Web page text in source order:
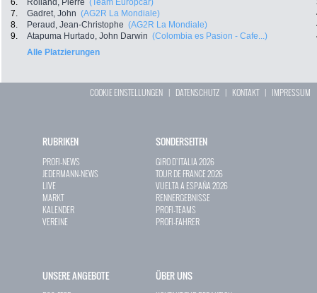
6. Rolland, Pierre (Team Europcar)
7.
Gadret, John (AG2R La Mondiale)
8.
Peraud, Jean-Christophe (AG2R La Mondiale)
9.
Atapuma Hurtado, John Darwin (Colombia es Pasion - Cafe...)
Alle Platzierungen
COOKIE EINSTELLUNGEN | DATENSCHUTZ | KONTAKT| IMPRESSUM
RUBRIKEN
PROFI-NEWS
JEDERMANN-NEWS
LIVE
MARKT
KALENDER
VEREINE
SONDERSEITEN
GIRO D`ITALIA 2026
TOUR DE FRANCE 2026
VUELTA A ESPAÑA 2026
RENNERGEBNISSE
PROFI-TEAMS
PROFI-FAHRER
UNSERE ANGEBOTE ÜBER UNS